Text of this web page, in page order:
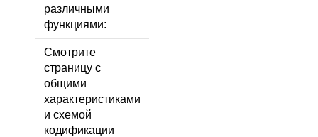
различными
функциями:
Смотрите
страницу с
общими
характеристиками
и схемой
кодификации